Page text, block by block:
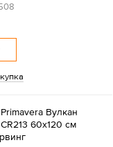
Вулкан
60x120 см